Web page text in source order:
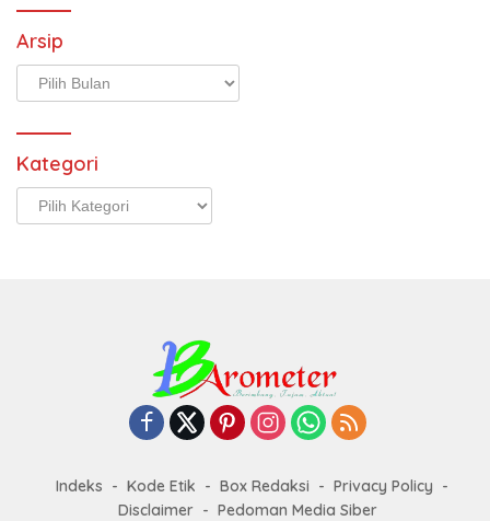
Arsip
Arsip
Kategori
Kategori
Indeks Kode Etik Box Redaksi
Privacy Policy
Disclaimer
Pedoman Media Siber